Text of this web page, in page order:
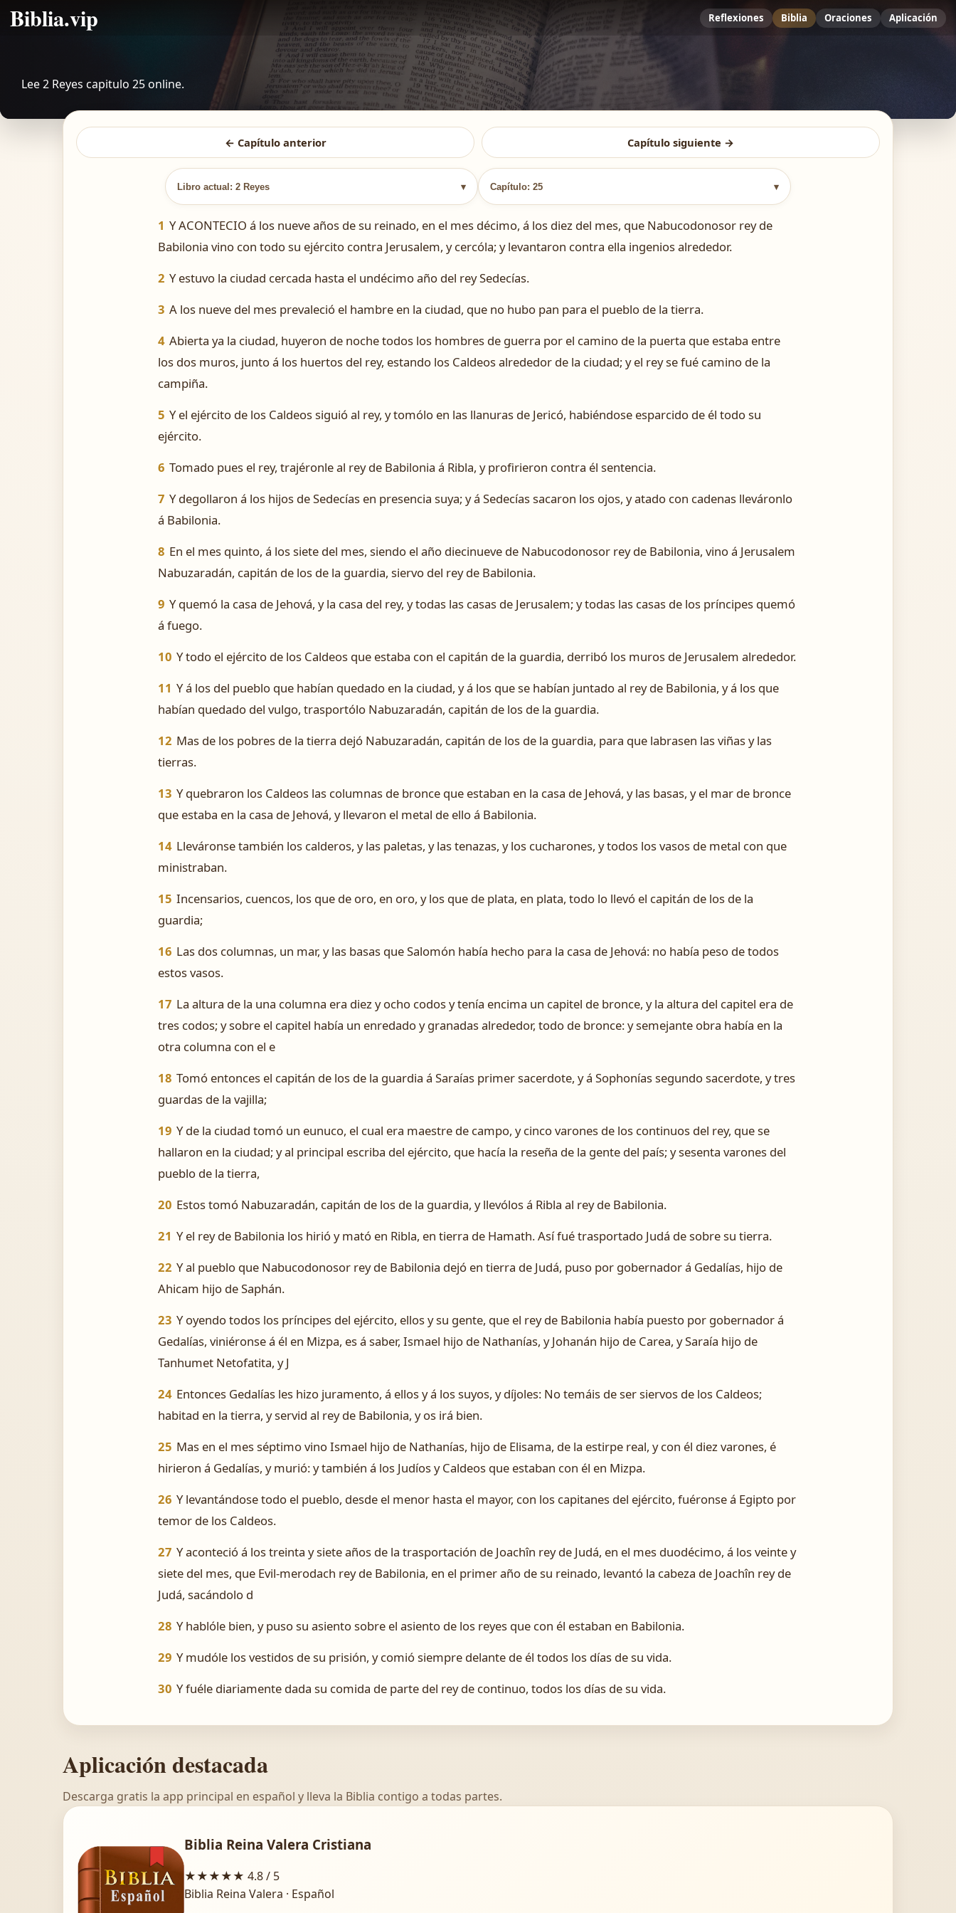
Biblia.vip Reflexiones Biblia Oraciones Aplicación
Lee 2 Reyes capitulo 25 online.
← Capítulo anterior Capítulo siguiente →
Libro actual: 2 Reyes ▾ Capítulo: 25 ▾
1 Y ACONTECIO á los nueve años de su reinado, en el mes décimo, á los diez del mes, que Nabucodonosor rey de
Babilonia vino con todo su ejército contra Jerusalem, y cercóla; y levantaron contra ella ingenios alrededor.
2 Y estuvo la ciudad cercada hasta el undécimo año del rey Sedecías.
3 A los nueve del mes prevaleció el hambre en la ciudad, que no hubo pan para el pueblo de la tierra.
4 Abierta ya la ciudad, huyeron de noche todos los hombres de guerra por el camino de la puerta que estaba entre
los dos muros, junto á los huertos del rey, estando los Caldeos alrededor de la ciudad; y el rey se fué camino de la
campiña.
5 Y el ejército de los Caldeos siguió al rey, y tomólo en las llanuras de Jericó, habiéndose esparcido de él todo su
ejército.
6 Tomado pues el rey, trajéronle al rey de Babilonia á Ribla, y profirieron contra él sentencia.
7 Y degollaron á los hijos de Sedecías en presencia suya; y á Sedecías sacaron los ojos, y atado con cadenas lleváronlo
á Babilonia.
8 En el mes quinto, á los siete del mes, siendo el año diecinueve de Nabucodonosor rey de Babilonia, vino á Jerusalem
Nabuzaradán, capitán de los de la guardia, siervo del rey de Babilonia.
9 Y quemó la casa de Jehová, y la casa del rey, y todas las casas de Jerusalem; y todas las casas de los príncipes quemó
á fuego.
10 Y todo el ejército de los Caldeos que estaba con el capitán de la guardia, derribó los muros de Jerusalem alrededor.
11 Y á los del pueblo que habían quedado en la ciudad, y á los que se habían juntado al rey de Babilonia, y á los que
habían quedado del vulgo, trasportólo Nabuzaradán, capitán de los de la guardia.
12 Mas de los pobres de la tierra dejó Nabuzaradán, capitán de los de la guardia, para que labrasen las viñas y las
tierras.
13 Y quebraron los Caldeos las columnas de bronce que estaban en la casa de Jehová, y las basas, y el mar de bronce
que estaba en la casa de Jehová, y llevaron el metal de ello á Babilonia.
14 Lleváronse también los calderos, y las paletas, y las tenazas, y los cucharones, y todos los vasos de metal con que
ministraban.
15 Incensarios, cuencos, los que de oro, en oro, y los que de plata, en plata, todo lo llevó el capitán de los de la
guardia;
16 Las dos columnas, un mar, y las basas que Salomón había hecho para la casa de Jehová: no había peso de todos
estos vasos.
17 La altura de la una columna era diez y ocho codos y tenía encima un capitel de bronce, y la altura del capitel era de
tres codos; y sobre el capitel había un enredado y granadas alrededor, todo de bronce: y semejante obra había en la
otra columna con el e
18 Tomó entonces el capitán de los de la guardia á Saraías primer sacerdote, y á Sophonías segundo sacerdote, y tres
guardas de la vajilla;
19 Y de la ciudad tomó un eunuco, el cual era maestre de campo, y cinco varones de los continuos del rey, que se
hallaron en la ciudad; y al principal escriba del ejército, que hacía la reseña de la gente del país; y sesenta varones del
pueblo de la tierra,
20 Estos tomó Nabuzaradán, capitán de los de la guardia, y llevólos á Ribla al rey de Babilonia.
21 Y el rey de Babilonia los hirió y mató en Ribla, en tierra de Hamath. Así fué trasportado Judá de sobre su tierra.
22 Y al pueblo que Nabucodonosor rey de Babilonia dejó en tierra de Judá, puso por gobernador á Gedalías, hijo de
Ahicam hijo de Saphán.
23 Y oyendo todos los príncipes del ejército, ellos y su gente, que el rey de Babilonia había puesto por gobernador á
Gedalías, viniéronse á él en Mizpa, es á saber, Ismael hijo de Nathanías, y Johanán hijo de Carea, y Saraía hijo de
Tanhumet Netofatita, y J
24 Entonces Gedalías les hizo juramento, á ellos y á los suyos, y díjoles: No temáis de ser siervos de los Caldeos;
habitad en la tierra, y servid al rey de Babilonia, y os irá bien.
25 Mas en el mes séptimo vino Ismael hijo de Nathanías, hijo de Elisama, de la estirpe real, y con él diez varones, é
hirieron á Gedalías, y murió: y también á los Judíos y Caldeos que estaban con él en Mizpa.
26 Y levantándose todo el pueblo, desde el menor hasta el mayor, con los capitanes del ejército, fuéronse á Egipto por
temor de los Caldeos.
27 Y aconteció á los treinta y siete años de la trasportación de Joachîn rey de Judá, en el mes duodécimo, á los veinte y
siete del mes, que Evil-merodach rey de Babilonia, en el primer año de su reinado, levantó la cabeza de Joachîn rey de
Judá, sacándolo d
28 Y hablóle bien, y puso su asiento sobre el asiento de los reyes que con él estaban en Babilonia.
29 Y mudóle los vestidos de su prisión, y comió siempre delante de él todos los días de su vida.
30 Y fuéle diariamente dada su comida de parte del rey de continuo, todos los días de su vida.
Aplicación destacada
Descarga gratis la app principal en español y lleva la Biblia contigo a todas partes.
Biblia Reina Valera Cristiana
★★★★★ 4.8 / 5
Biblia Reina Valera · Español